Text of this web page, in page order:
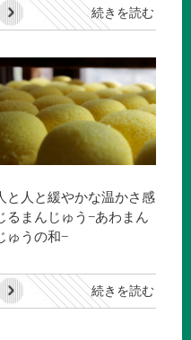
続きを読む
と人と緩やかな温かさ感
るまんじゅう−あわまん
ゅうの和−
続きを読む